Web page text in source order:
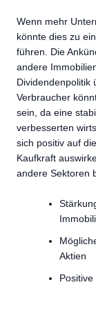
Wenn mehr
könnte dies zu
führen. Die
andere
Dividendenpolitik
Verbraucher
sein, da eine
verbesserten
sich positiv auf
Kaufkraft
andere Sektoren
Aktien